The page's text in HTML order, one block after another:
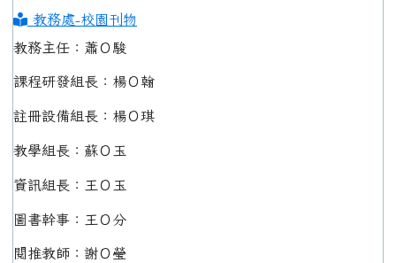
教務處-校園刊物
教務主任：蕭Ｏ駿
課程研發組長：楊Ｏ翰
註冊設備組長：楊Ｏ琪
教學組長：蘇Ｏ玉
資訊組長：王Ｏ玉
圖書幹事：王Ｏ分
閱推教師：謝Ｏ瑩